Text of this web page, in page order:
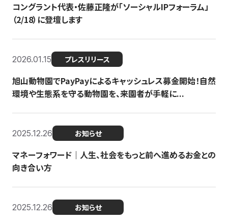
コングラント代表・佐藤正隆が「ソーシャルIPフォーラム」
（2/18）に登壇します
2026.01.15 プレスリリース
旭山動物園でPayPayによるキャッシュレス募金開始！自然
環境や生態系を守る動物園を、来園者が手軽に...
2025.12.26 お知らせ
マネーフォワード｜人生、社会をもっと前へ進めるお金との
向き合い方
2025.12.26 お知らせ